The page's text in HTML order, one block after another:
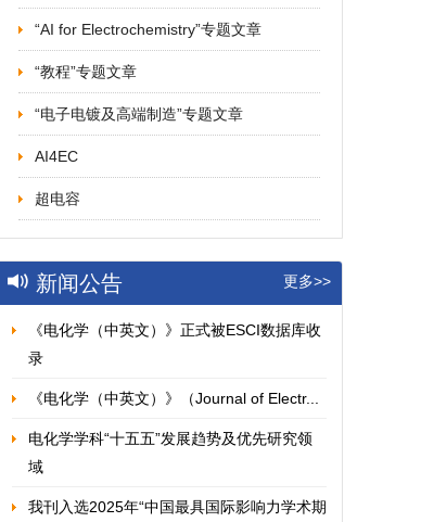
“AI for Electrochemistry”专题文章
“教程”专题文章
“电子电镀及高端制造”专题文章
AI4EC
超电容
新闻公告 更多>>
《电化学（中英文）》正式被ESCI数据库收
录
《电化学（中英文）》（Journal of Electr...
电化学学科“十五五”发展趋势及优先研究领
域
我刊入选2025年“中国最具国际影响力学术期